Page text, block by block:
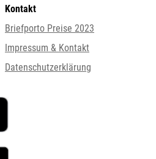
Kontakt
Briefporto Preise 2023
Impressum & Kontakt
Datenschutzerklärung